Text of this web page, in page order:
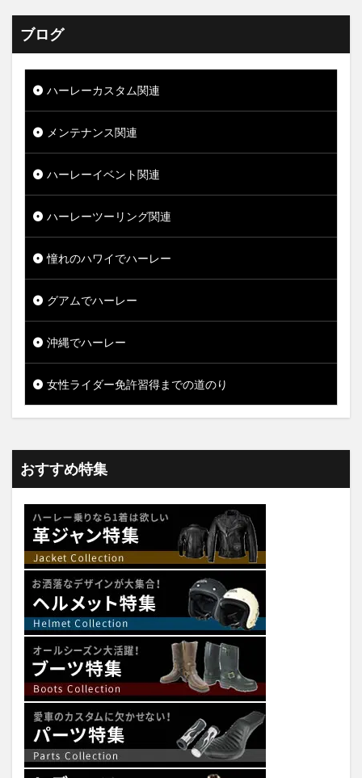
ブログ
ハーレーカスタム関連
メンテナンス関連
ハーレーイベント関連
ハーレーツーリング関連
憧れのハワイでハーレー
グアムでハーレー
沖縄でハーレー
女性ライダー免許習得までの道のり
おすすめ特集